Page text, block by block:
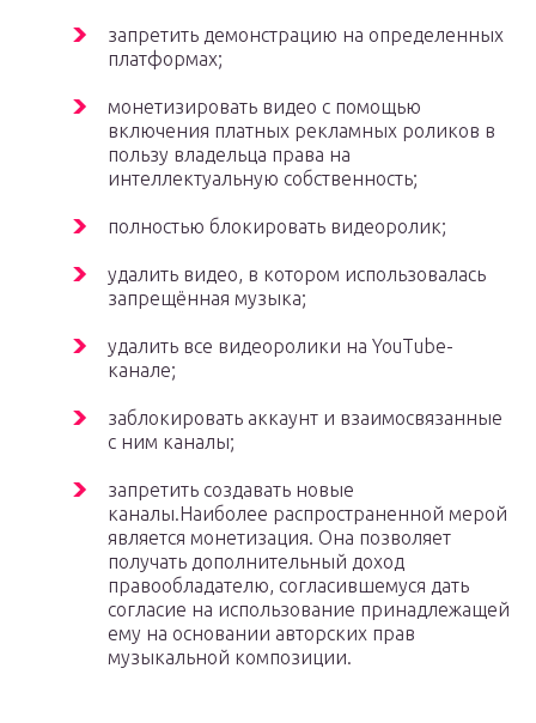
запретить демонстрацию на определенных
платформах;
монетизировать видео с помощью
включения платных рекламных роликов в
пользу владельца права на
интеллектуальную собственность;
полностью блокировать видеоролик;
удалить видео, в котором использовалась
запрещённая музыка;
удалить все видеоролики на YouTube-
канале;
заблокировать аккаунт и взаимосвязанные
с ним каналы;
запретить создавать новые
каналы.Наиболее распространенной мерой
является монетизация. Она позволяет
получать дополнительный доход
правообладателю, согласившемуся дать
согласие на использование принадлежащей
ему на основании авторских прав
музыкальной композиции.